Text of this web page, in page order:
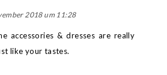
2018 um 11:28
accessories & dresses are really
like your tastes.